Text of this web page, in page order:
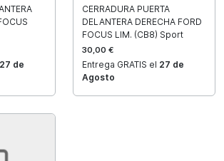
27 de
CERRADURA PUERTA
DELANTERA DERECHA FORD
FOCUS LIM. (CB8) Sport
30,00 €
Entrega GRATIS el 27 de
Agosto